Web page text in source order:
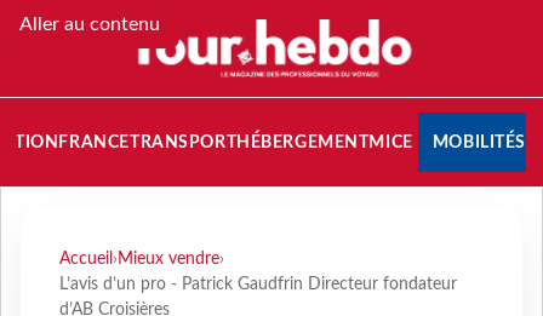
Aller au contenu
FRANCETRANSPORT HÉBERGEMENTMICE MOBILITÉS
Accueil › Mieux vendre›
L’avis d’un pro - Patrick Gaudfrin Directeur fondateur
d’AB Croisières